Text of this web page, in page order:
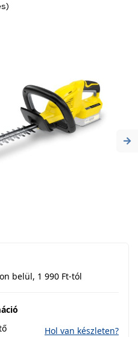
belül, 1 990 Ft-tól
Hol van készleten?